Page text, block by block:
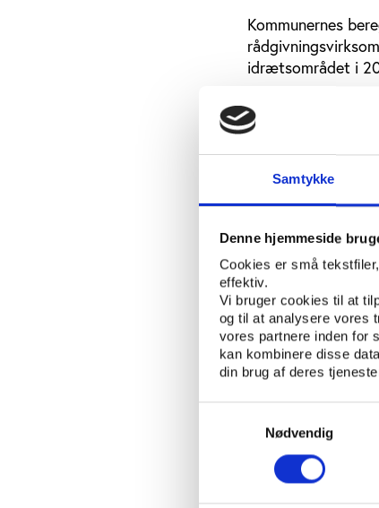
Samtykke
Denne hjemmeside
Cookies er små
effektiv.
Vi bruger cookies til at
og til at analysere vores
vores partnere inden for
kan kombinere disse
din brug af deres
Nødvendig
Kommunernes
idrætsområdet i
Mindre behov
Mens de
ifølge KL ikke
på kultur- og
Her viser
2010-2013
2009. Bl.a. på
som det fjerde
nuværende
faciliteter på
behovet for bedre
generelt er et højt
forholdsmæssigt